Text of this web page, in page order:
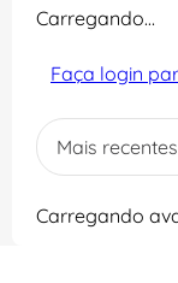
Carregando…
Faça login
Mais recentes
Carregando